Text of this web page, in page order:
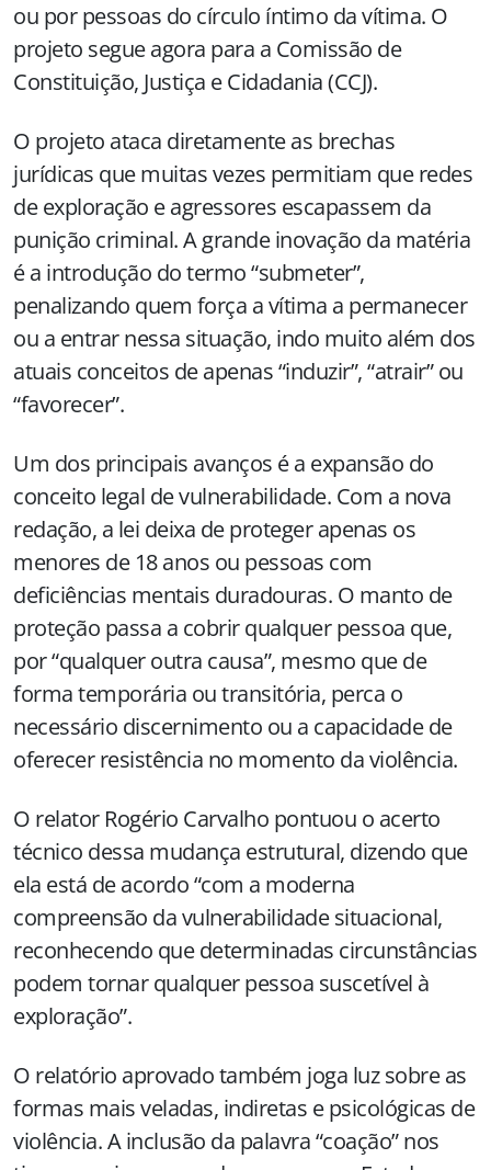
ou por pessoas do círculo íntimo da vítima. O
projeto segue agora para a Comissão de
Constituição, Justiça e Cidadania (CCJ).
O projeto ataca diretamente as brechas
jurídicas que muitas vezes permitiam que redes
de exploração e agressores escapassem da
punição criminal. A grande inovação da matéria
é a introdução do termo “submeter”,
penalizando quem força a vítima a permanecer
ou a entrar nessa situação, indo muito além dos
atuais conceitos de apenas “induzir”, “atrair” ou
“favorecer”.
Um dos principais avanços é a expansão do
conceito legal de vulnerabilidade. Com a nova
redação, a lei deixa de proteger apenas os
menores de 18 anos ou pessoas com
deficiências mentais duradouras. O manto de
proteção passa a cobrir qualquer pessoa que,
por “qualquer outra causa”, mesmo que de
forma temporária ou transitória, perca o
necessário discernimento ou a capacidade de
oferecer resistência no momento da violência.
O relator Rogério Carvalho pontuou o acerto
técnico dessa mudança estrutural, dizendo que
ela está de acordo “com a moderna
compreensão da vulnerabilidade situacional,
reconhecendo que determinadas circunstâncias
podem tornar qualquer pessoa suscetível à
exploração”.
O relatório aprovado também joga luz sobre as
formas mais veladas, indiretas e psicológicas de
violência. A inclusão da palavra “coação” nos